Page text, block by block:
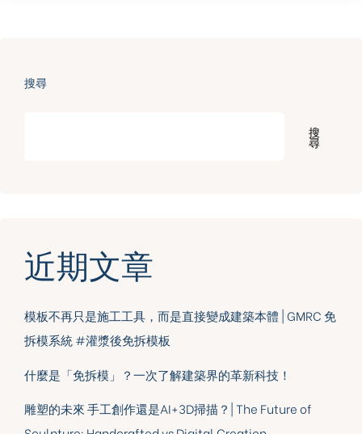
搜尋
搜
尋
近期文章
模板不再只是施工工具，而是直接變成建築本體 | GMRC 免
拆模系統 #灌漿後免拆模板
什麼是「免拆模」？一次了解建築界的革新科技！
雕塑的未來 手工創作還是AI+3D掃描？| The Future of